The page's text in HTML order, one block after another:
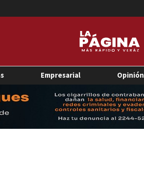
Empresarial Opinión